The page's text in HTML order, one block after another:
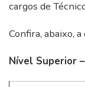
cargos de
Confira, abaixo,
Nível Superior